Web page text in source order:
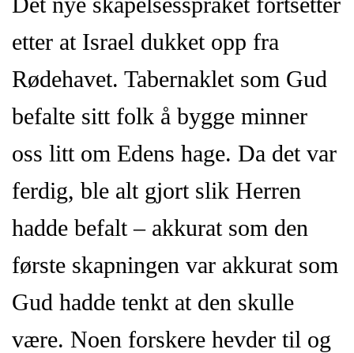
etter at Israel dukket opp fra
Rødehavet. Tabernaklet som Gud
befalte sitt folk å bygge minner
oss litt om Edens hage. Da det var
ferdig, ble alt gjort slik Herren
hadde befalt – akkurat som den
første skapningen var akkurat som
Gud hadde tenkt at den skulle
være. Noen forskere hevder til og